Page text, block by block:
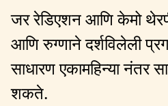
जर रेडिएशन आणि केमो
आणि रुग्णाने दर्शविलेली
साधारण एकामहिन्या नंतर
शकते.